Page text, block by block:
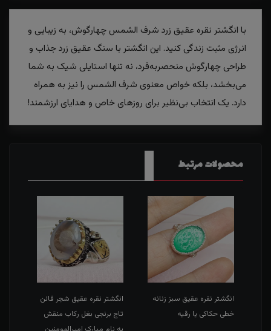
با انگشتر نقره عقیق زرد شرف الشمس چهارگوش، به زیبایی و
انرژی مثبت زندگی کنید. این انگشتر با سنگ عقیق زرد جذاب و
طراحی چهارگوش منحصربه‌فرد، نه تنها استایلی شیک به شما
می‌بخشد، بلکه خواص معنوی شرف الشمس را نیز به همراه
دارد. یک انتخاب بی‌نظیر برای روزهای خاص و هدایای ارزشمند!
محصولات مرتبط
انگشتر نقره عقیق سبز زنانه
خطی حکاکی یا رقیه
انگشتر نقره عقیق شجر قائن
تاج برنجی بغل رکاب منقش